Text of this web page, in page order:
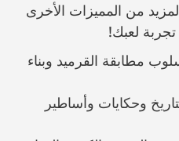
من المميزات الأخرى
تجربة لعبك!
مطابقة القرميد وبناء
وحكايات وأساطير